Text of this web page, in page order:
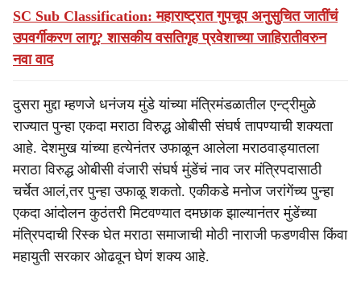
SC Sub Classification: महाराष्ट्रात गुपचूप अनुसुचित जातींचं
उपवर्गीकरण लागू? शासकीय वसतिगृह प्रवेशाच्या जाहिरातीवरुन
नवा वाद
दुसरा मुद्दा म्हणजे धनंजय मुंडे यांच्या मंत्रिमंडळातील एन्ट्रीमुळे
राज्यात पुन्हा एकदा मराठा विरुद्ध ओबीसी संघर्ष तापण्याची शक्यता
आहे. देशमुख यांच्या हत्येनंतर उफाळून आलेला मराठवाड्यातला
मराठा विरुद्ध ओबीसी वंजारी संघर्ष मुंडेंचं नाव जर मंत्रि‍पदासाठी
चर्चेत आलं,तर पुन्हा उफाळू शकतो. एकीकडे मनोज जरांगेंच्य पुन्हा
एकदा आंदोलन कुठंतरी मिटवण्यात दमछाक झाल्यानंतर मुंडेंच्या
मंत्रि‍पदाची रिस्क घेत मराठा समाजाची मोठी नाराजी फडणवीस किंवा
महायुती सरकार ओढवून घेणं शक्य आहे.